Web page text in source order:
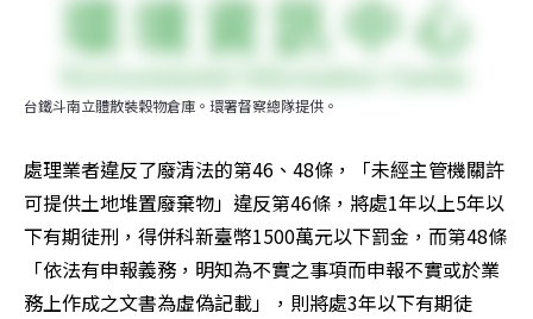
台鐵斗南立體散裝穀物倉庫。環署督察總隊提供。
處理業者違反了廢清法的第46、48條，「未經主管機關許
可提供土地堆置廢棄物」違反第46條，將處1年以上5年以
下有期徒刑，得併科新臺幣1500萬元以下罰金，而第48條
「依法有申報義務，明知為不實之事項而申報不實或於業
務上作成之文書為虛偽記載」，則將處3年以下有期徒